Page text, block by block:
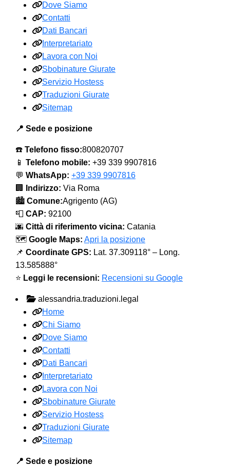
Dove Siamo
Contatti
Dati Bancari
Interpretariato
Lavora con Noi
Sbobinature Giurate
Servizio Hostess
Traduzioni Giurate
Sitemap
📍 Sede e posizione
☎️ Telefono fisso:800820707
📱 Telefono mobile: +39 339 9907816
💬 WhatsApp: +39 339 9907816
🏢
Indirizzo: Via Roma
🏙️ Comune:Agrigento (AG)
📮 CAP: 92100
🌆 Città di riferimento vicina: Catania
🗺️ Google Maps: Apri la posizione
📌 Coordinate GPS: Lat. 37.309118° – Long.
13.585888°
⭐ Leggi le recensioni: Recensioni su Google
alessandria.traduzioni.legal
Home
Chi Siamo
Dove Siamo
Contatti
Dati Bancari
Interpretariato
Lavora con Noi
Sbobinature Giurate
Servizio Hostess
Traduzioni Giurate
Sitemap
📍 Sede e posizione